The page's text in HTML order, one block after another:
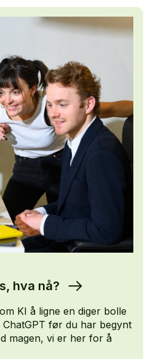
hva nå?
KI å ligne en diger bolle
før du har begynt
magen, vi er her for å